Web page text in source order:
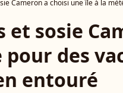
Cameron a choisi une île à la
et sosie
des
entouré